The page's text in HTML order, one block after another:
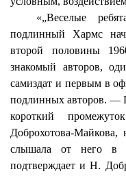
«„Веселые
подлинный Хармс
второй половины
знакомый авторов,
самиздат и первым в
подлинных авторов. —
короткий
Доброхотова-
слышала от него в
подтверждает и Н.